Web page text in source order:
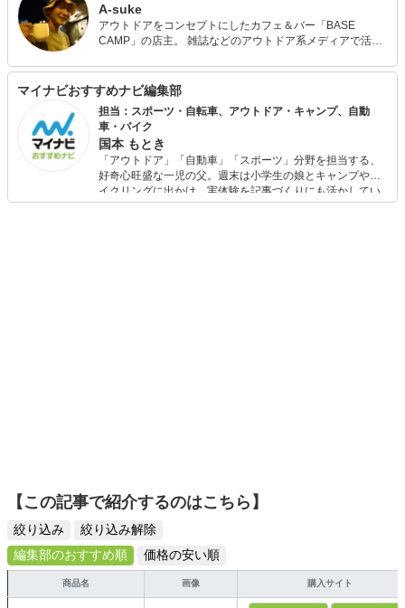
A-suke
アウトドアをコンセプトにしたカフェ＆バー「BASE
CAMP」の店主。 雑誌などのアウトドア系メディアで活躍
ザイナーという経歴を生かしてコトやモノをプロデュース
している。調理人でもあるので燻製やダッチオーブン料理
などにも造詣が深い。
マイナビおすすめナビ編集部
担当：スポーツ・自転車、アウトドア・キャンプ、自動
車・バイク
国本 もとき
「アウトドア」「自動車」「スポーツ」分野を担当する、
好奇心旺盛な一児の父。週末は小学生の娘とキャンプやサ
イクリングに出かけ、実体験を記事づくりにも活かしてい
ます。読者の「知りたい」を分かりやすく届けることをモ
【この記事で紹介するのはこちら】
絞り込み
絞り込み解除
編集部のおすすめ順
価格の安い順
商品名 画像 購入サイト